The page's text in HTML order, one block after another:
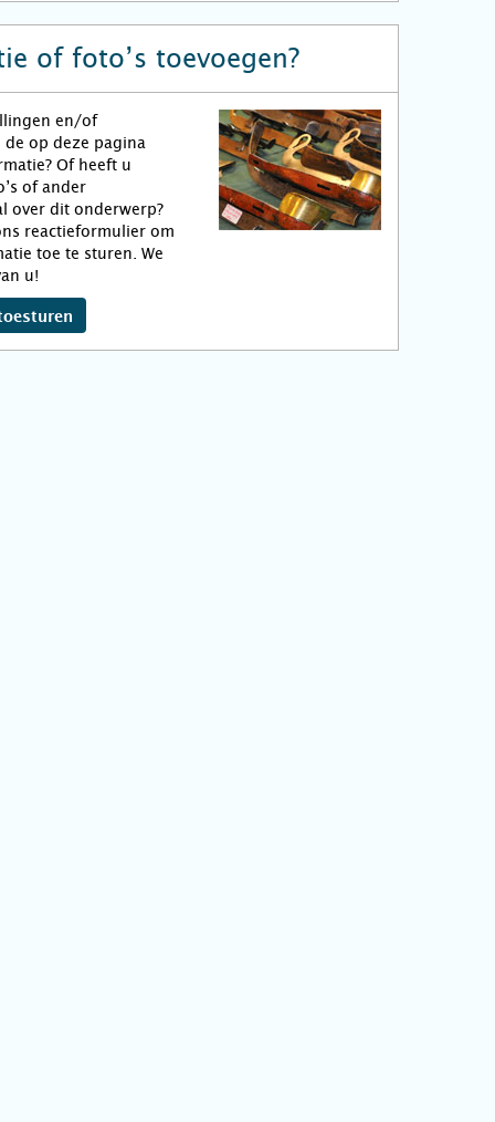
of foto’s toevoegen?
en/of
op deze pagina
Of heeft u
of ander
over dit onderwerp?
reactieformulier om
toe te sturen. We
u!